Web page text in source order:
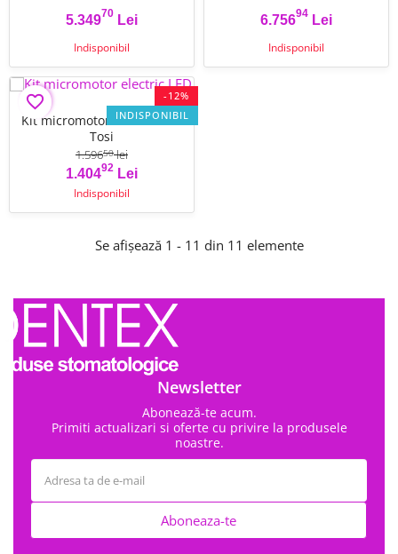
Pret
5.34970 Lei
Indisponibil
Pret
6.75694 Lei
Indisponibil
-12%
INDISPONIBIL
Kit micromotor electric LED
Tosi
Pret
1.40492 Lei
Pret de baza
1.59650lei
Indisponibil
favorite_border
Se afișează 1 - 11 din 11 elemente
Aboneaza-te
Newsletter
Abonează-te acum.
Primiti actualizari si oferte cu privire la produsele
noastre.